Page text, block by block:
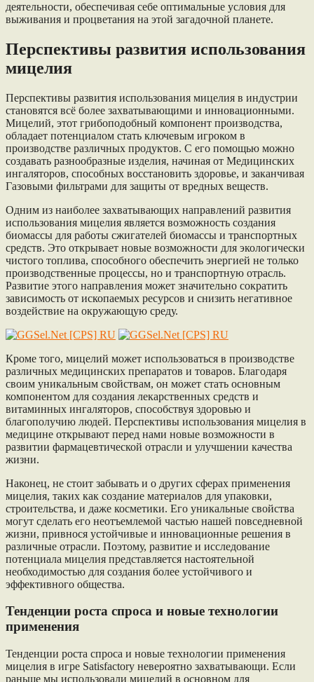
деятельности, обеспечивая себе оптимальные условия для
выживания и процветания на этой загадочной планете.
Перспективы развития использования
мицелия
Перспективы развития использования мицелия в индустрии
становятся всё более захватывающими и инновационными.
Мицелий, этот грибоподобный компонент производства,
обладает потенциалом стать ключевым игроком в
производстве различных продуктов. С его помощью можно
создавать разнообразные изделия, начиная от Медицинских
ингаляторов, способных восстановить здоровье, и заканчивая
Газовыми фильтрами для защиты от вредных веществ.
Одним из наиболее захватывающих направлений развития
использования мицелия является возможность создания
биомассы для работы сжигателей биомассы и транспортных
средств. Это открывает новые возможности для экологически
чистого топлива, способного обеспечить энергией не только
производственные процессы, но и транспортную отрасль.
Развитие этого направления может значительно сократить
зависимость от ископаемых ресурсов и снизить негативное
воздействие на окружающую среду.
Кроме того, мицелий может использоваться в производстве
различных медицинских препаратов и товаров. Благодаря
своим уникальным свойствам, он может стать основным
компонентом для создания лекарственных средств и
витаминных ингаляторов, способствуя здоровью и
благополучию людей. Перспективы использования мицелия в
медицине открывают перед нами новые возможности в
развитии фармацевтической отрасли и улучшении качества
жизни.
Наконец, не стоит забывать и о других сферах применения
мицелия, таких как создание материалов для упаковки,
строительства, и даже косметики. Его уникальные свойства
могут сделать его неотъемлемой частью нашей повседневной
жизни, привнося устойчивые и инновационные решения в
различные отрасли. Поэтому, развитие и исследование
потенциала мицелия представляется настоятельной
необходимостью для создания более устойчивого и
эффективного общества.
Тенденции роста спроса и новые технологии
применения
Тенденции роста спроса и новые технологии применения
мицелия в игре Satisfactory невероятно захватывающи. Если
раньше мы использовали мицелий в основном для